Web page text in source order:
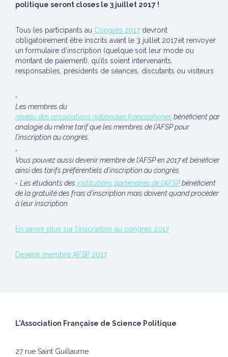
politique seront closes le 3 juillet 2017 !
Tous les participants au Congrès 2017 devront
obligatoirement être inscrits avant le 3 juillet 2017.et renvoyer
un formulaire d’inscription (quelque soit leur mode ou
montant de paiement), qu’ils soient intervenants,
responsables, présidents de séances, discutants ou visiteurs
Les membres du
réseau des associations nationales francophones bénéficient par
analogie du même tarif que les membres de l’AFSP pour
l’inscription au congrès.
Vous pouvez aussi devenir membre de l’AFSP en 2017 et bénéficier
ainsi des tarifs préférentiels d’inscription au congrès.
Les étudiants des institutions partenaires de l’AFSPbénéficient
de la gratuité des frais d’inscription mais doivent quand procéder
à leur inscription.
En savoir plus sur l’inscription au congrès 2017
Devenir membre AFSP 2017
L'Association Française de Science Politique
27 rue Saint Guillaume